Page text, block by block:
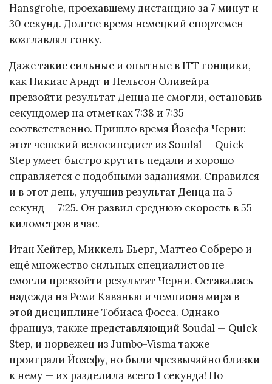
Hansgrohe, проехавшему дистанцию за 7 минут и
30 секунд. Долгое время немецкий спортсмен
возглавлял гонку.
Даже такие сильные и опытные в ITT гонщики,
как Никиас Арндт и Нельсон Оливейра
превзойти результат Денца не смогли, остановив
секундомер на отметках 7:38 и 7:35
соответственно. Пришло время Йозефа Черни:
этот чешский велосипедист из Soudal — Quick
Step умеет быстро крутить педали и хорошо
справляется с подобными заданиями. Справился
и в этот день, улучшив результат Денца на 5
секунд — 7:25. Он развил среднюю скорость в 55
километров в час.
Итан Хейтер, Миккель Бьерг, Маттео Собреро и
ещё множество сильных специалистов не
смогли превзойти результат Черни. Оставалась
надежда на Реми Каванью и чемпиона мира в
этой дисциплине Тобиаса Фосса. Однако
француз, также представляющий Soudal — Quick
Step, и норвежец из Jumbo-Visma также
проиграли Йозефу, но были чрезвычайно близки
к нему — их разделила всего 1 секунда! Но